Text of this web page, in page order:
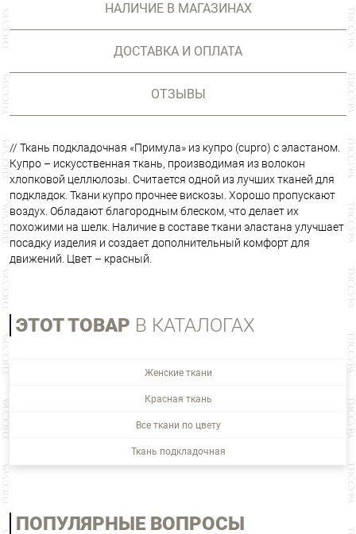
НАЛИЧИЕ В МАГАЗИНАХ
ДОСТАВКА И ОПЛАТА
ОТЗЫВЫ
// Ткань подкладочная «Примула» из купро (cupro) с эластаном.
Купро – искусственная ткань, производимая из волокон
хлопковой целлюлозы. Считается одной из лучших тканей для
подкладок. Ткани купро прочнее вискозы. Хорошо пропускают
воздух. Обладают благородным блеском, что делает их
похожими на шелк. Наличие в составе ткани эластана улучшает
посадку изделия и создает дополнительный комфорт для
движений. Цвет – красный.
ЭТОТ ТОВАР В КАТАЛОГАХ
Женские ткани
Красная ткань
Все ткани по цвету
Ткань подкладочная
ПОПУЛЯРНЫЕ ВОПРОСЫ